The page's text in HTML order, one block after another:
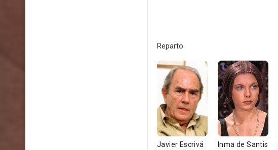
Reparto
Javier Escrivá Inma de Santis